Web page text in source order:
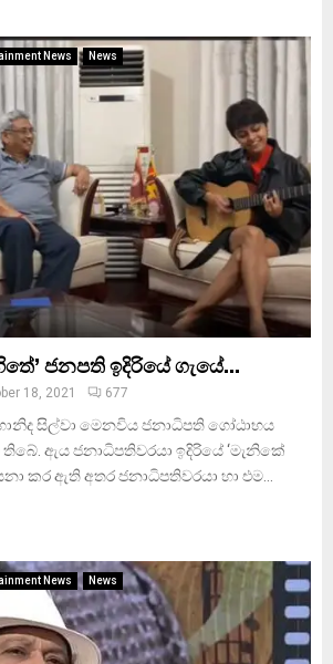
News News
ජනපති ඉදිරියේ ගැයේ…
18, 2021 677
සිල්වා මෙනවිය ජනාධිපති ගෝඨාභය
ඇය ජනාධිපතිවරයා ඉදිරියේ ‘මැනිකේ
කර ඇති අතර ජනාධිපතිවරයා හා එම...
News News